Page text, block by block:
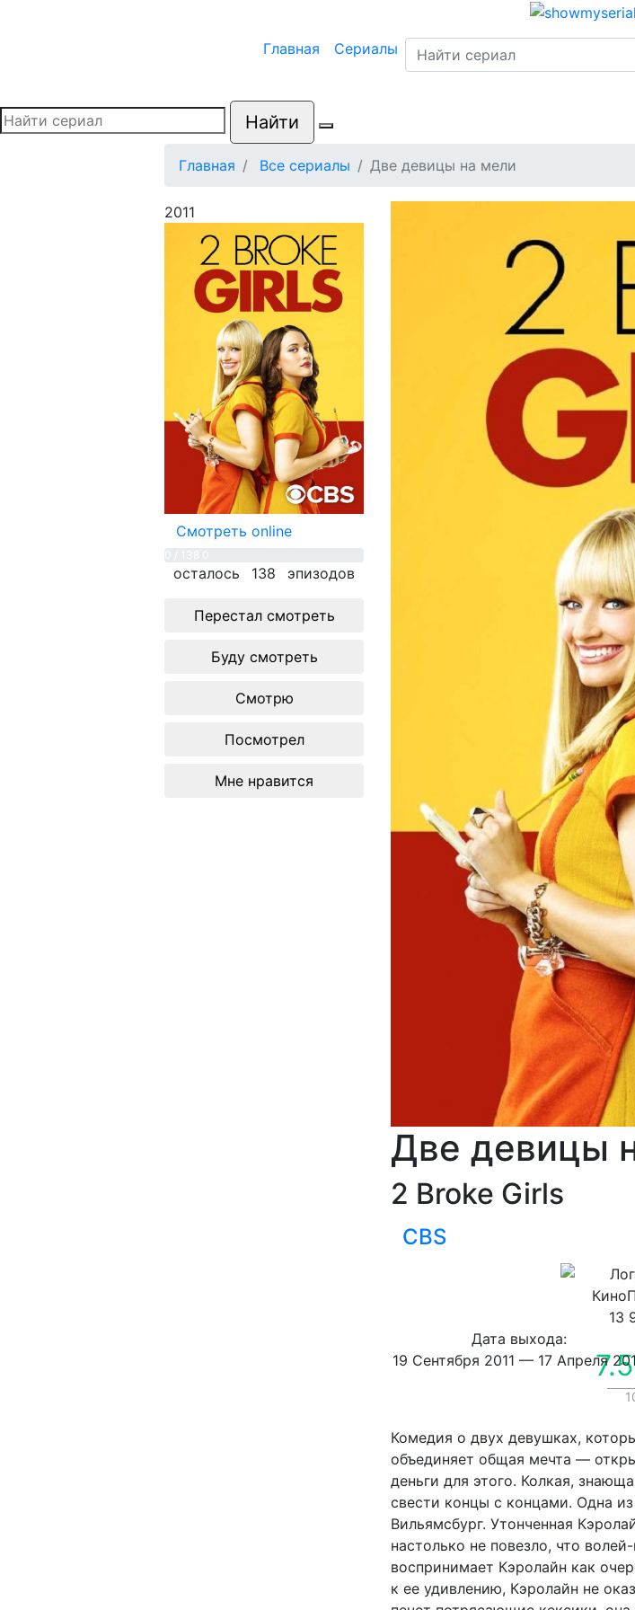
Главная Сериалы
Найти
Главная Все сериалы Две девицы на мели
2011
Смотреть online
осталось 138 эпизодов
Перестал смотреть
Буду смотреть
Смотрю
Посмотрел
Мне нравится
Две девицы
2 Broke Girls
CBS
13
Дата выхода:
19 Сентября 2011 — 17 Апреля
Комедия о двух девушках,
объединяет общая мечта —
деньги для этого. Колкая,
свести концы с концами. Одна
Вильямсбург. Утонченная
настолько не повезло, что
воспринимает Кэролайн как
к ее удивлению, Кэролайн не